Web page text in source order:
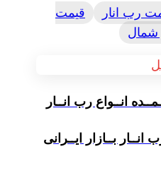
رب انار
قیمت
شمال
انــواع رب انــار
انــار بــازار ایــرانی